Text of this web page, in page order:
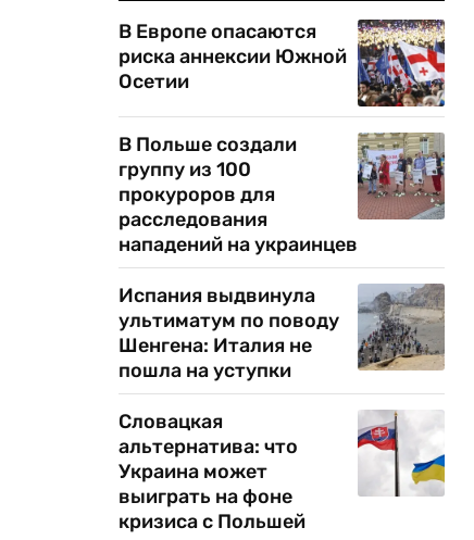
В Европе опасаются
риска аннексии Южной
Осетии
В Польше создали
группу из 100
прокуроров для
расследования
нападений на украинцев
Испания выдвинула
ультиматум по поводу
Шенгена: Италия не
пошла на уступки
Словацкая
альтернатива: что
Украина может
выиграть на фоне
кризиса с Польшей